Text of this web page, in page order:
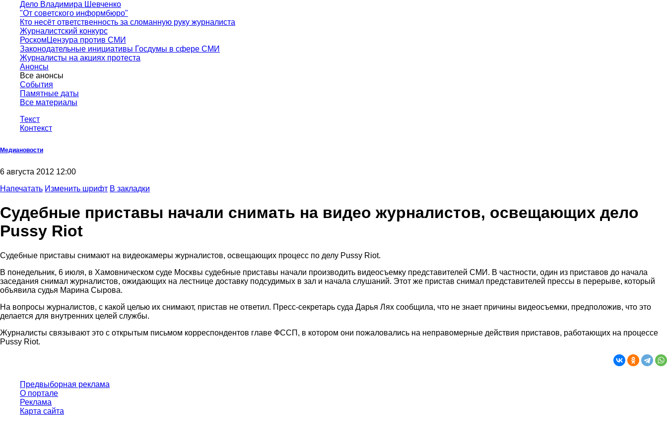
Дело Владимира Шевченко
"От советского информбюро"
Кто несёт ответственность за сломанную руку журналиста
Журналистский конкурс
РоскомЦензура против СМИ
Законодательные инициативы Госдумы в сфере СМИ
Журналисты на акциях протеста
Анонсы
Все анонсы
События
Памятные даты
Все материалы
Текст
Контекст
Медиановости
6 августа 2012 12:00
Напечатать Изменить шрифт В закладки
Судебные приставы начали снимать на видео журналистов, освещающих дело
Pussy Riot
Судебные приставы снимают на видеокамеры журналистов, освещающих процесс по делу Pussy Riot.
В понедельник, 6 июля, в Хамовническом суде Москвы судебные приставы начали производить видеосъемку представителей СМИ. В частности, один из приставов до начала
заседания снимал журналистов, ожидающих на лестнице доставку подсудимых в зал и начала слушаний. Этот же пристав снимал представителей прессы в перерыве, который
объявила судья Марина Сырова.
На вопросы журналистов, с какой целью их снимают, пристав не ответил. Пресс-секретарь суда Дарья Лях сообщила, что не знает причины видеосъемки, предположив, что это
делается для внутренних целей службы.
Журналисты связывают это с открытым письмом корреспондентов главе ФССП, в котором они пожаловались на неправомерные действия приставов, работающих на процессе
Pussy Riot.
Предвыборная реклама
О портале
Реклама
Карта сайта